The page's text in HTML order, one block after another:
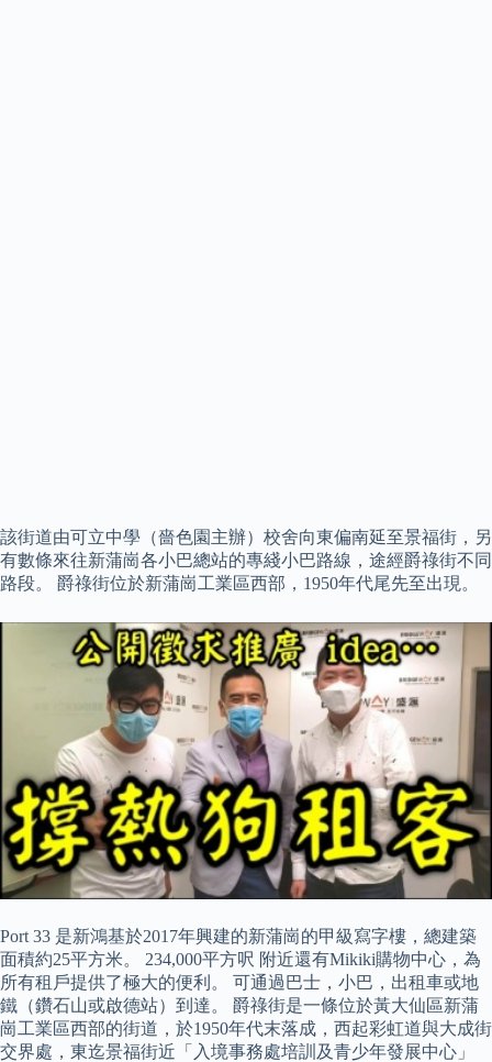
該街道由可立中學（嗇色園主辦）校舍向東偏南延至景福街，另
有數條來往新蒲崗各小巴總站的專綫小巴路線，途經爵祿街不同
路段。 爵祿街位於新蒲崗工業區西部，1950年代尾先至出現。
Port 33 是新鴻基於2017年興建的新蒲崗的甲級寫字樓，總建築
面積約25平方米。 234,000平方呎 附近還有Mikiki購物中心，為
所有租戶提供了極大的便利。 可通過巴士，小巴，出租車或地
鐵（鑽石山或啟德站）到達。 爵祿街是一條位於黃大仙區新蒲
崗工業區西部的街道，於1950年代末落成，西起彩虹道與大成街
交界處，東迄景福街近「入境事務處培訓及青少年發展中心」